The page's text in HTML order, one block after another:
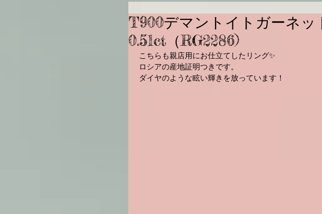
T900デマントイトガーネッ
0.51ct（RG2286)
こちらも親店用にお仕立てしたリング✨️
ロシアの産地証明つきです。
ダイヤのような眩い輝きを放っています！